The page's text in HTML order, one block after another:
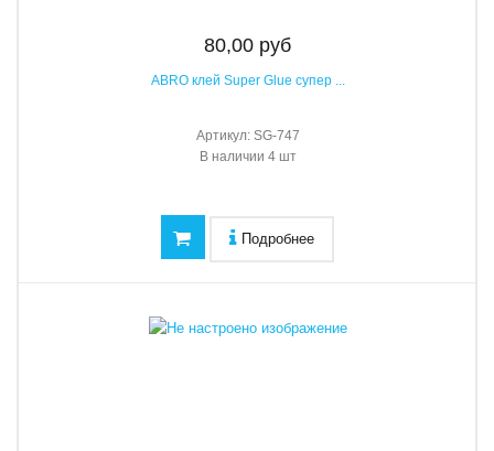
80,00 руб
ABRO клей Super Glue супер ...
Артикул:SG-747
В наличии 4 шт
Подробнее